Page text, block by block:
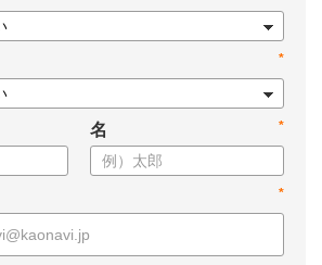
*
*
名
*